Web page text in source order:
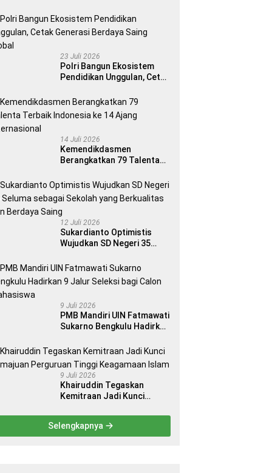
23 Juli 2026
Polri Bangun Ekosistem
Pendidikan Unggulan, Cetak
Global
14 Juli 2026
Kemendikdasmen
Berangkatkan 79 Talenta
Ajang Internasional
12 Juli 2026
Sukardianto Optimistis
Wujudkan SD Negeri 35
yang Berkualitas dan
Berdaya Saing
9 Juli 2026
PMB Mandiri UIN Fatmawati
Sukarno Bengkulu Hadirkan
Mahasiswa
9 Juli 2026
Khairuddin Tegaskan
Kemitraan Jadi Kunci
Keagamaan Islam
Selengkapnya